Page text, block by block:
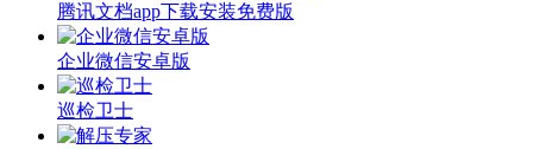
腾讯文档app下载安装免费版
企业微信安卓版
巡检卫士